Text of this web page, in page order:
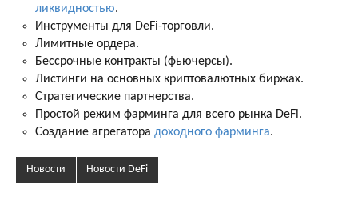
ликвидностью.
Инструменты для DeFi-торговли.
Лимитные ордера.
Бессрочные контракты (фьючерсы).
Листинги на основных криптовалютных биржах.
Стратегические партнерства.
Простой режим фарминга для всего рынка DeFi.
Создание агрегатора доходного фарминга.
Новости Новости DeFi